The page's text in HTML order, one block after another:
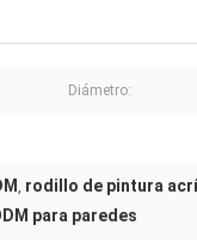
Diámetro:
, rodillo de pintura
para paredes